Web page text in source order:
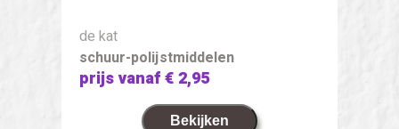
de kat
schuur-polijstmiddelen
prijs vanaf€ 2,95
Bekijken